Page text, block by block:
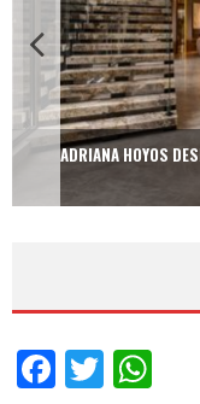
ADRIANA HOYOS
Facebook